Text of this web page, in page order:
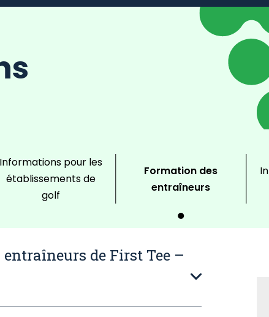
Informations pour les
établissements de
golf
Formation des
entraîneurs
de First Tee –